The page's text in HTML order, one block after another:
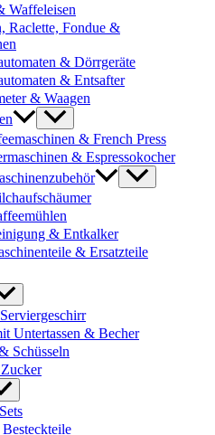
Waffeleisen
Raclette, Fondue &
& Dörrgeräte
& Entsafter
& Waagen
& French Press
& Espressokocher
& Entkalker
& Ersatzteile
Untertassen & Becher
Schüsseln